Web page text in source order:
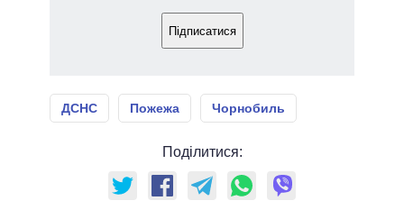
Підписатися
ДСНС Пожежа Чорнобиль
Поділитися: